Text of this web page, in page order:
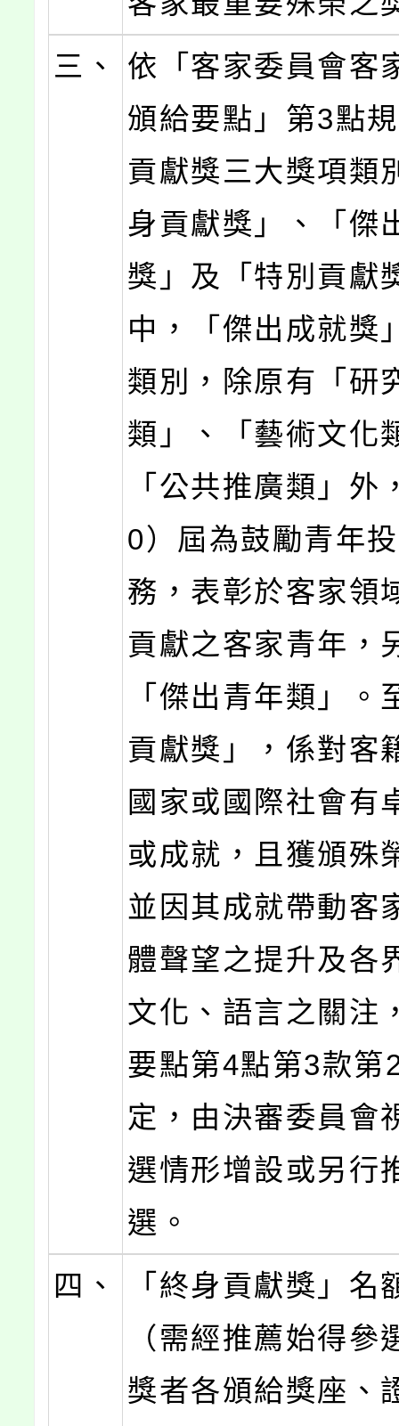
三、
依「客家委員會客
頒給要點」第3點
貢獻獎三大獎項類
身貢獻獎」、「傑
獎」及「特別貢獻
中，「傑出成就獎
類別，除原有「研
類」、「藝術文化
「公共推廣類」外
0）屆為鼓勵青年
務，表彰於客家領
貢獻之客家青年，
「傑出青年類」。
貢獻獎」，係對客
國家或國際社會有
或成就，且獲頒殊
並因其成就帶動客
體聲望之提升及各
文化、語言之關注
要點第4點第3款第
定，由決審委員會
選情形增設或另行
選。
四、
「終身貢獻獎」名
（需經推薦始得參
獎者各頒給獎座、